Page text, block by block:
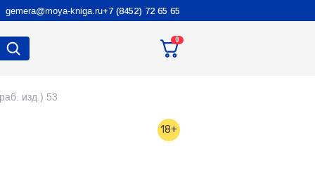
gemera@moya-kniga.ru+7 (8452) 72 65 65
0
изд.) 53
18+